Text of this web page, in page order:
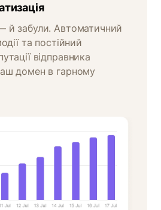
й забули. Автоматичний
та постійний
відправника
домен в гарному